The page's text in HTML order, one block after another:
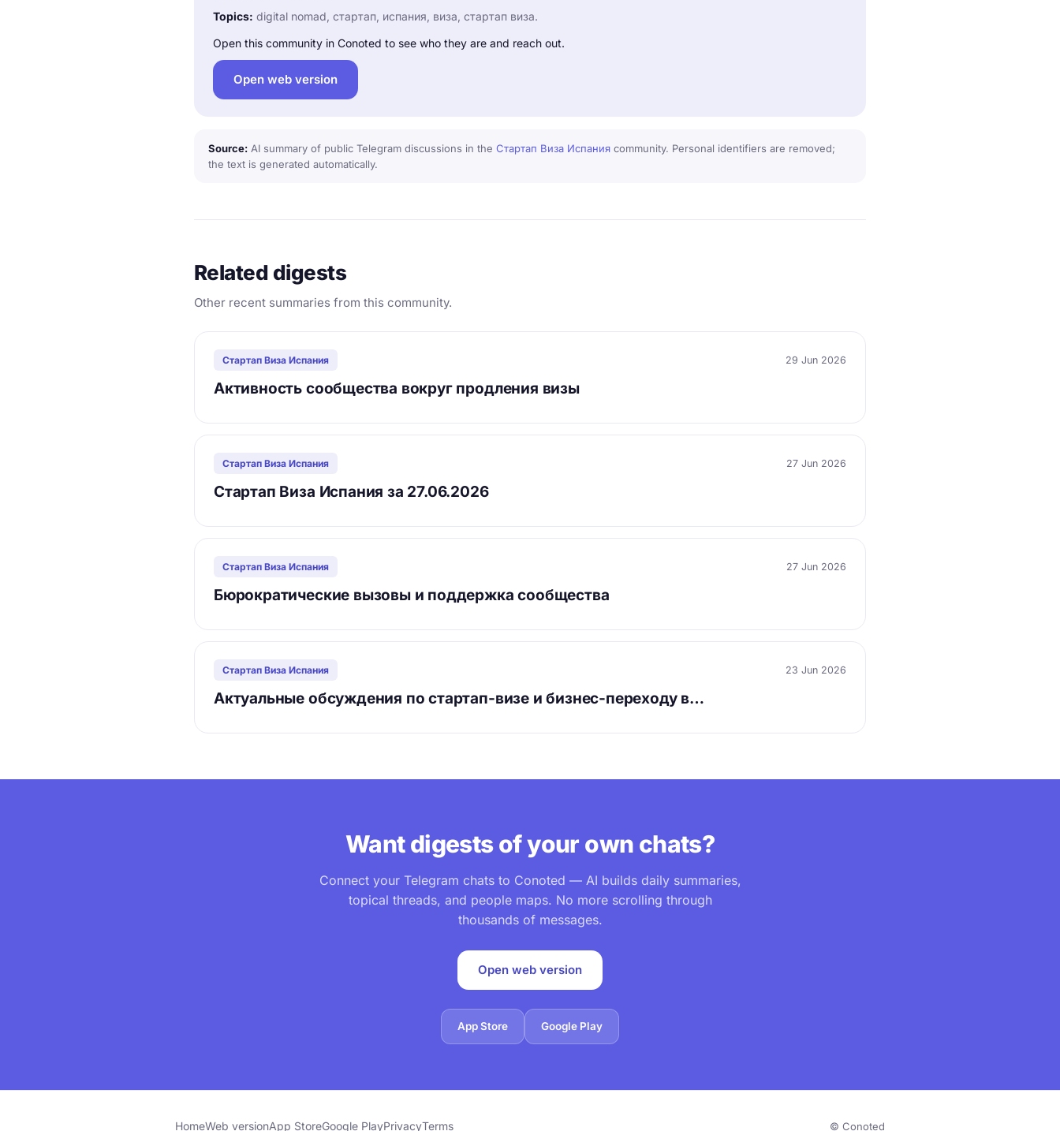
Topics: digital nomad, стартап, испания, виза, стартап виза.
Open this community in Conoted to see who they are and reach out.
Open web version
Source: AI summary of public Telegram discussions in the Стартап Виза Испания community. Personal identifiers are removed;
the text is generated automatically.
Related digests
Other recent summaries from this community.
Стартап Виза Испания 29 Jun 2026
Активность сообщества вокруг продления визы
Стартап Виза Испания 27 Jun 2026
Стартап Виза Испания за 27.06.2026
Стартап Виза Испания 27 Jun 2026
Бюрократические вызовы и поддержка сообщества
Стартап Виза Испания 23 Jun 2026
Актуальные обсуждения по стартап-визе и бизнес-переходу в…
Want digests of your own chats?
Connect your Telegram chats to Conoted — AI builds daily summaries,
topical threads, and people maps. No more scrolling through
thousands of messages.
Open web version
App Store Google Play
HomeWeb versionApp StoreGoogle PlayPrivacyTerms © Conoted